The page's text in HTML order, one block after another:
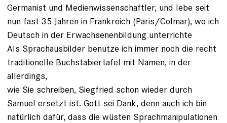
Germanist und Medienwissenschaftler, und lebe seit
nun fast 35 Jahren in Frankreich (Paris/Colmar), wo ich
Deutsch in der Erwachsenenbildung unterrichte
Als Sprachausbilder benutze ich immer noch die recht
traditionelle Buchstabiertafel mit Namen, in der
allerdings,
wie Sie schreiben, Siegfried schon wieder durch
Samuel ersetzt ist. Gott sei Dank, denn auch ich bin
natürlich dafür, dass die wüsten Sprachmanipulationen